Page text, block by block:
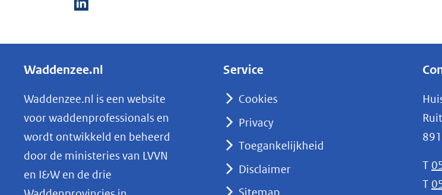
e
e
n
o
p
L
Waddenzee.nl
Waddenzee.nl is een website
voor waddenprofessionals en
wordt ontwikkeld en beheerd
door de ministeries van LVVN
en I&W en de drie
Service
Cookies
Privacy
Toegankelijkheid
Disclaimer
T
T